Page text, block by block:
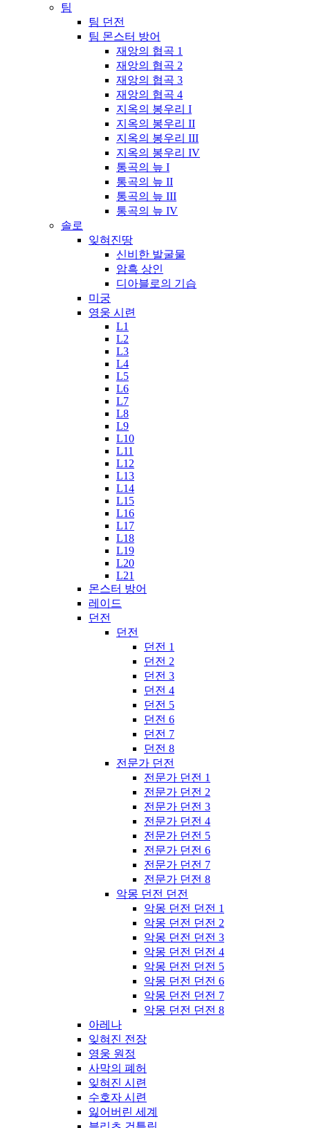
팀
팀 던전
팀 몬스터 방어
재앙의 협곡 1
재앙의 협곡 2
재앙의 협곡 3
재앙의 협곡 4
지옥의 봉우리 I
지옥의 봉우리 II
지옥의 봉우리 III
지옥의 봉우리 IV
통곡의 늪 I
통곡의 늪 II
통곡의 늪 III
통곡의 늪 IV
솔로
잊혀진땅
신비한 발굴물
암흑 상인
디아블로의 기습
미궁
영웅 시련
L1
L2
L3
L4
L5
L6
L7
L8
L9
L10
L11
L12
L13
L14
L15
L16
L17
L18
L19
L20
L21
몬스터 방어
레이드
던전
던전
던전 1
던전 2
던전 3
던전 4
던전 5
던전 6
던전 7
던전 8
전문가 던전
전문가 던전 1
전문가 던전 2
전문가 던전 3
전문가 던전 4
전문가 던전 5
전문가 던전 6
전문가 던전 7
전문가 던전 8
악몽 던전 던전
악몽 던전 던전 1
악몽 던전 던전 2
악몽 던전 던전 3
악몽 던전 던전 4
악몽 던전 던전 5
악몽 던전 던전 6
악몽 던전 던전 7
악몽 던전 던전 8
아레나
잊혀진 전장
영웅 원정
사막의 폐허
잊혀진 시련
수호자 시련
잃어버린 세계